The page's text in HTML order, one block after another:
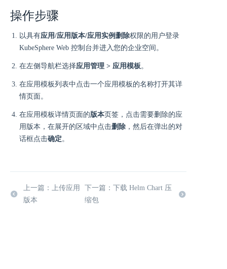
操作步骤
以具有应用/应用版本/应用实例删除权限的用户登录
KubeSphere Web 控制台并进入您的企业空间。
在左侧导航栏选择应用管理 > 应用模板。
在应用模板列表中点击一个应用模板的名称打开其详
情页面。
在应用模板详情页面的版本页签，点击需要删除的应
用版本，在展开的区域中点击删除 ，然后在弹出的对
话框点击确定。
上一篇：上传应用
版本
下一篇：下载 Helm Chart 压
缩包